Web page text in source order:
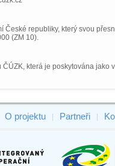
republiky, který svou
(ZM 10).
která je poskytována
O projektu Partneři